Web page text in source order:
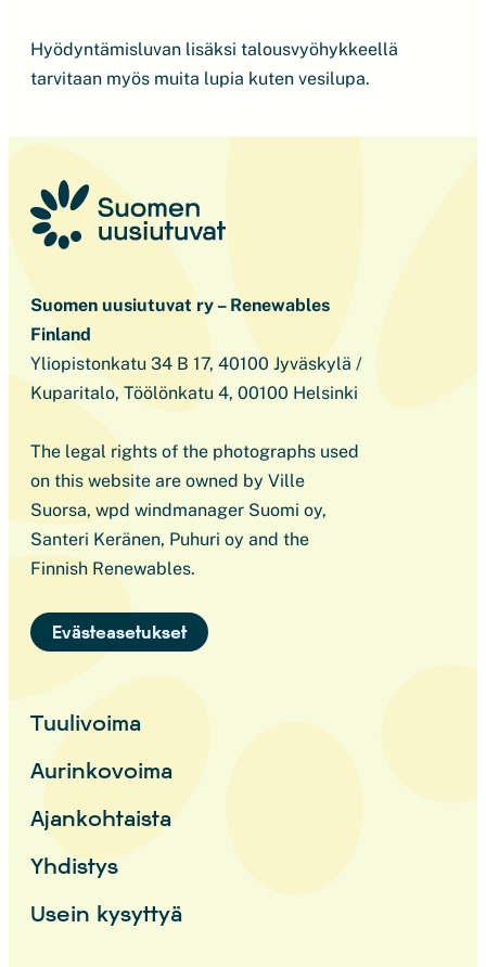
Hyödyntämisluvan lisäksi talousvyöhykkeellä
tarvitaan myös muita lupia kuten vesilupa.
Suomen uusiutuvat ry – Renewables
Finland
Yliopistonkatu 34 B 17, 40100 Jyväskylä /
Kuparitalo, Töölönkatu 4, 00100 Helsinki
The legal rights of the photographs used
on this website are owned by Ville
Suorsa, wpd windmanager Suomi oy,
Santeri Keränen, Puhuri oy and the
Finnish Renewables.
Evästeasetukset
Tuulivoima
Aurinkovoima
Ajankohtaista
Yhdistys
Usein kysyttyä